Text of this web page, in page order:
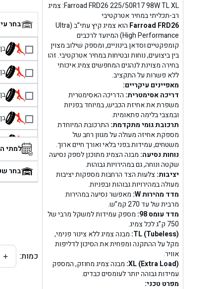
Farroad FRD26 225/50R17 98W TL XL: צמיג
רב-תכליתי במחיר אטרקטיבי
Farroad FRD26
הוא צמיג קיץ עתי”ב (Ultra
High Performance) המיועד לרכבים
קומפקטיים וסדאן בינוניים, ומספק שילוב מצוין
בין ביצועים, נוחות ובטיחות במחיר אטרקטיבי. זהו
בחירה מצוינת לנהגים המחפשים צמיג איכותי
ללא פשרות על התקציב.
מאפיינים עיקריים:
דריכה אסימטרית: הדריכה האסימטרית
משפרת את אחיזת הכביש, במיוחד בפניות
ובמצבי בלימה פתאומית.
תרכובת גומי מתקדמת: התרכובת המיוחדת
מספקת אחיזה מעולה על מגוון רחב של
משטחים, עמידות בפני בלאי ואורך חיים ארוך.
נוחות נסיעה: מבנה הצמיג מתוכנן לספק נסיעה
שקטה ונוחה, גם במהירויות גבוהות.
יציבות:צלעות הצד הרחבות מספקות יציבות
מעולה במהירויות גבוהות ובפניות.
מדד מהירות W:
מאפשר נסיעה במהירות
מרבית של עד 270 קמ”ש.
מדד עומס 98:
מספק עמידות למשקל מרבי של
750 ק”ג לכל צמיג.
TL (Tubeless): מבנה צמיג ללא צינור פנימי,
מקל על ההתקנה ומפחית את הסיכון לדליפות
אוויר.
XL (Extra Load): מבנה צמיג מחוזק, המספק
עמידות גבוהה יותר לעומסים כבדים.
מפרט טכני:
בחר
בן
בן
בן
בן
בן
למתי
בחר
כמות: +